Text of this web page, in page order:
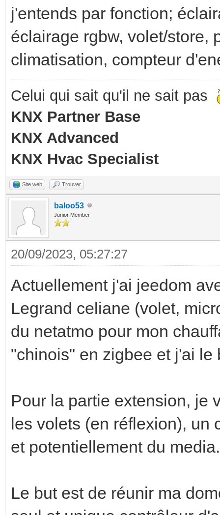
j'entends par fonction;
éclairage rgbw, volet/store,
climatisation, compteur
Celui qui sait qu'il ne sait pas
KNX Partner Base
KNX Advanced
KNX Hvac Specialist
Site web Trouver
baloo53
Junior Member
20/09/2023, 05:27:27
Actuellement j'ai jeedom
Legrand celiane (volet,
du netatmo pour mon
"chinois" en zigbee et j'ai le
Pour la partie extension, je
les volets (en réflexion), un
et potentiellement du media.
Le but est de réunir ma